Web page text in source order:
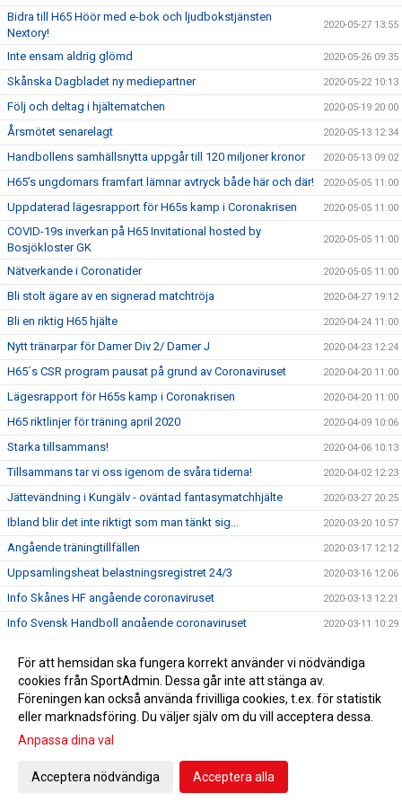
Bidra till H65 Höör med e-bok och ljudbokstjänsten
Nextory!
2020-05-27 13:55
Inte ensam aldrig glömd 2020-05-26 09:35
Skånska Dagbladet ny mediepartner 2020-05-22 10:13
Följ och deltag i hjältematchen 2020-05-19 20:00
Årsmötet senarelagt 2020-05-13 12:34
Handbollens samhällsnytta uppgår till 120 miljoner kronor 2020-05-13 09:02
H65’s ungdomars framfart lämnar avtryck både här och där! 2020-05-05 11:00
Uppdaterad lägesrapport för H65s kamp i Coronakrisen 2020-05-05 11:00
COVID-19s inverkan på H65 Invitational hosted by
Bosjökloster GK
2020-05-05 11:00
Nätverkande i Coronatider 2020-05-05 11:00
Bli stolt ägare av en signerad matchtröja 2020-04-27 19:12
Bli en riktig H65 hjälte 2020-04-24 11:00
Nytt tränarpar för Damer Div 2/ Damer J 2020-04-23 12:24
H65´s CSR program pausat på grund av Coronaviruset 2020-04-20 11:00
Lägesrapport för H65s kamp i Coronakrisen 2020-04-20 11:00
H65 riktlinjer för träning april 2020 2020-04-09 10:06
Starka tillsammans! 2020-04-06 10:13
Tillsammans tar vi oss igenom de svåra tiderna! 2020-04-02 12:23
Jättevändning i Kungälv - oväntad fantasymatchhjälte 2020-03-27 20:25
Ibland blir det inte riktigt som man tänkt sig... 2020-03-20 10:57
Angående träningtillfällen 2020-03-17 12:12
Uppsamlingsheat belastningsregistret 24/3 2020-03-16 12:06
Info Skånes HF angående coronaviruset 2020-03-13 12:21
Info Svensk Handboll angående coronaviruset 2020-03-11 10:29
I lördags fick vi två nya hedersmedlemmar 2020-02-23 20:41
Skretting tillbaka när Kungälvs HK besegrades 2020-02-22 17:32
Supporterbuss Lund 16/2 2020-02-10 15:26
F 05 vidare till Steg 4 i USM
De va la gött
För att hemsidan ska fungera korrekt använder vi nödvändiga
cookies från SportAdmin. Dessa går inte att stänga av.
Föreningen kan också använda frivilliga cookies, t.ex. för statistik
eller marknadsföring. Du väljer själv om du vill acceptera dessa.
Anpassa dina val
Acceptera nödvändiga Acceptera alla